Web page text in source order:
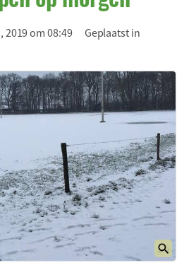
om 08:49
Geplaatst in